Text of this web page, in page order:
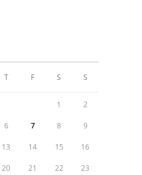
T F S S
1 2
6 7 8 9
13 14 15 16
20 21 22 23